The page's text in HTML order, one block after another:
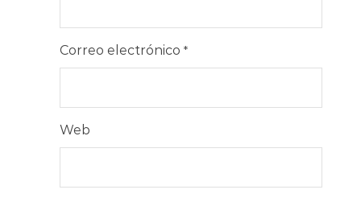
Correo electrónico *
Web